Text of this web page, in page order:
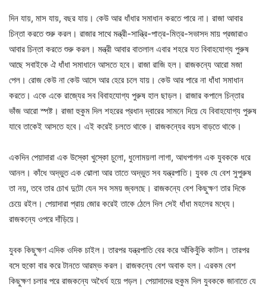
দিন যায়, মাস যায়, বছর যায়। কেউ আর ধাঁধার সমাধান করতে পারে না। রাজা আবার
চিন্তা করতে শুরু করল। রাজার সাথে মন্ত্রী-সান্ত্রি-পাত্র-মিত্র-সভাসদ মায় প্রজারাও
আবার চিন্তা করতে শুরু করল। মন্ত্রী আবার বাতলাল এবার শহরে যত বিবাহযোগ্য পুরুষ
আছে সবাইকে ঐ ধাঁধা সমাধানে আসতে হবে। রাজা রাজি হল। রাজকন্যে আরো মজা
পেল। রোজ কেউ না কেউ আসে আর হেরে চলে যায়। কেউ আর পারে না ধাঁধা সমাধান
করতে। একে একে রাজ্যের সব বিবাহযোগ্য পুরুষ হাল ছাড়ল। রাজার কপালে চিন্তার
ভাঁজ আরো স্পষ্ট। রাজা হুকুম দিল শহরের প্রধান দ্বারের সামনে দিয়ে যে বিবাহযোগ্য পুরুষ
যাবে তাকেই আসতে হবে। এই করেই চলতে থাকে। রাজকন্যের বয়স বাড়তে থাকে।
একদিন পেয়াদারা এক উস্কো খুস্কো চুলো, ধুলোময়লা লাগা, আধপাগল এক যুবককে ধরে
আনল। কাঁধে অদ্ভুত এক ঝোলা আর তাতে অদ্ভুত সব যন্ত্রপাতি। যুবক যে বেশ সুপুরুষ
তা নয়, তবে তার চোখ দুটো যেন সব সময় জ্বলছে। রাজকন্যে বেশ কিছুক্ষণ তার দিকে
চেয়ে রইল। পেয়াদারা প্রায় জোর করেই তাকে ঠেলে দিল সেই ধাঁধা মহলের মধ্যে।
রাজকন্যে ওপরে দাঁড়িয়ে।
যুবক কিছুক্ষণ এদিক ওদিক চাইল। তারপর যন্ত্রপাতি বের করে আঁকিবুঁকি কাটল। তারপর
বসে হুকো বার করে টানতে আরম্ভ করল। রাজকন্যে বেশ অবাক হল। এরকম বেশ
কিছুক্ষণ চলার পরে রাজকন্যে অধৈর্য হয়ে পড়ল। পেয়াদাদের হুকুম দিল যুবককে জানাতে যে